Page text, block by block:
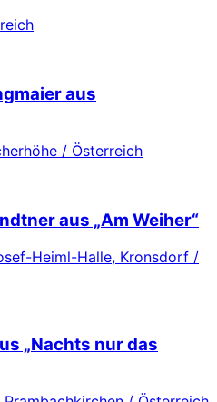
aus
/ Österreich
aus „Am Weiher“
Heiml-Halle, Kronsdorf /
„Nachts nur das